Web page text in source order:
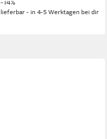
-14%
lieferbar - in 4-5 Werktagen bei dir